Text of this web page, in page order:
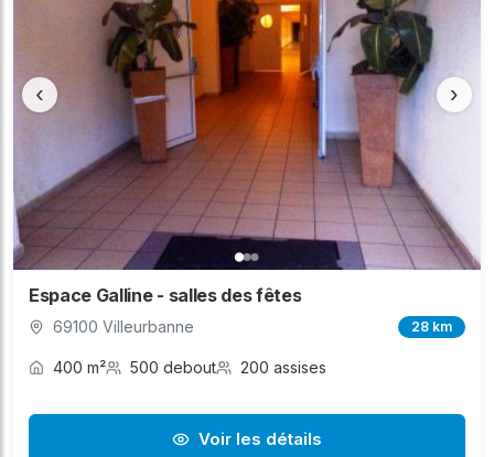
‹ ›
Espace Galline - salles des fêtes
69100 Villeurbanne 28 km
400 m² 500 debout 200 assises
Voir les détails